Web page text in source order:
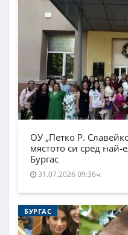
ОУ „Петко Р.
мястото си сред
Бургас
31.07.2026 09:36ч.
БУРГАС